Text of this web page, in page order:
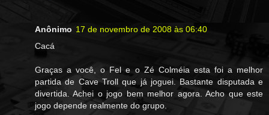
Anônimo 17 de novembro de 2008 às 06:40
Cacá
Graças a você, o Fel e o Zé Colméia esta foi a melhor
partida de Cave Troll que já joguei. Bastante disputada e
divertida. Achei o jogo bem melhor agora. Acho que este
jogo depende realmente do grupo.